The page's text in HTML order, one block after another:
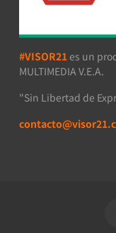
#VISOR21 es un
MULTIMEDIA V.E.A.
"Sin Libertad de